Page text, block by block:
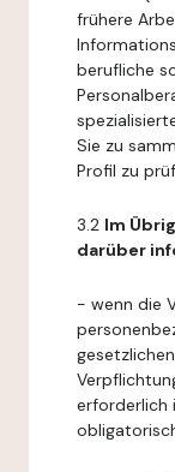
frühere
berufliche
Sie zu
Profil zu
3.2 Im
darüber
- wenn die
erforderlich